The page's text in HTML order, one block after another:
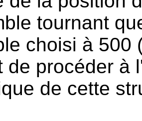
tournant
choisi à 500
de procéder à
de cette